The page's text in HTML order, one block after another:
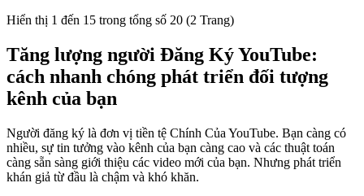
Hiển thị 1 đến 15 trong tổng số 20 (2 Trang)
Tăng lượng người Đăng Ký YouTube:
cách nhanh chóng phát triển đối tượng
kênh của bạn
Người đăng ký là đơn vị tiền tệ Chính Của YouTube. Bạn càng có
nhiều, sự tin tưởng vào kênh của bạn càng cao và các thuật toán
càng sẵn sàng giới thiệu các video mới của bạn. Nhưng phát triển
khán giả từ đầu là chậm và khó khăn.